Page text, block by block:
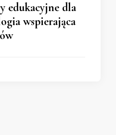
edukacyjne dla
wspierająca